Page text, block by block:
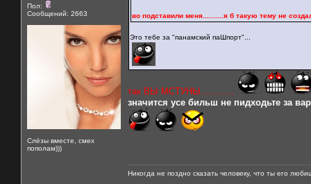
Пол:
Сообщений: 2663
Слёзы вместе, смех
пополам)))
во подставили меня..........я б такую тему не
Это тебе за "панамский паШпорт"...
так ВЫ МСТУНЫ............
значится усе бильш не пидходьте за
Никогда не поздно сказать человеку, что ты его